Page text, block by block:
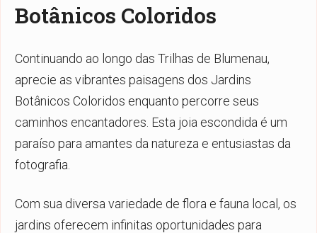
Botânicos Coloridos
Continuando ao longo das Trilhas de Blumenau,
aprecie as vibrantes paisagens dos Jardins
Botânicos Coloridos enquanto percorre seus
caminhos encantadores. Esta joia escondida é um
paraíso para amantes da natureza e entusiastas da
fotografia.
Com sua diversa variedade de flora e fauna local, os
jardins oferecem infinitas oportunidades para